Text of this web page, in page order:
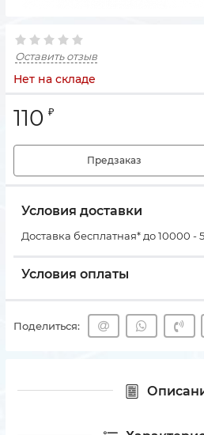
Оставить отзыв
Нет на складе
110 ₽
Предзаказ
Условия доставки
Доставка бесплатная* до 10000 -
Условия оплаты
Поделиться: